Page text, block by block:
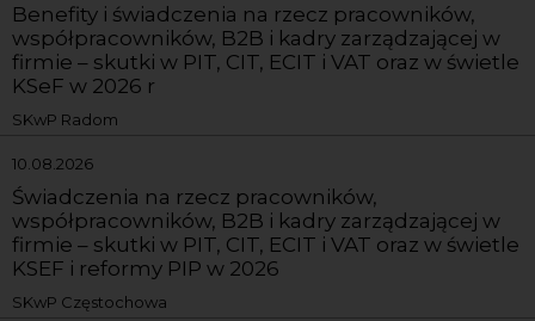
Benefity i świadczenia na rzecz pracowników,
współpracowników, B2B i kadry zarządzającej w
firmie – skutki w PIT, CIT, ECIT i VAT oraz w świetle
KSeF w 2026 r
SKwP Radom
10.08.2026
Świadczenia na rzecz pracowników,
współpracowników, B2B i kadry zarządzającej w
firmie – skutki w PIT, CIT, ECIT i VAT oraz w świetle
KSEF i reformy PIP w 2026
SKwP Częstochowa